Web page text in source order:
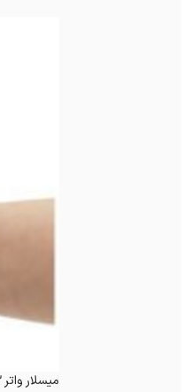
میسلار واتر 3 در 1 هیدرودرم